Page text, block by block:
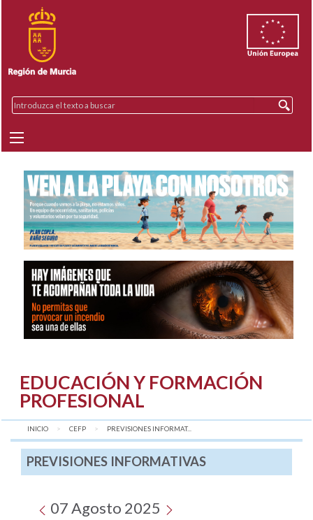
EDUCACIÓN Y FORMACIÓN
PROFESIONAL
INICIO CEFP AQUÍ:
PREVISIONES INFORMAT...
PREVISIONES INFORMATIVAS
07 Agosto 2025